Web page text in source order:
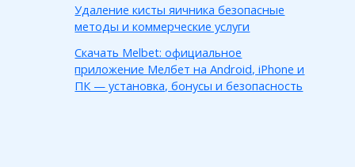
Удаление кисты яичника безопасные
методы и коммерческие услуги
Скачать Melbet: официальное
приложение Мелбет на Android, iPhone и
ПК — установка, бонусы и безопасность